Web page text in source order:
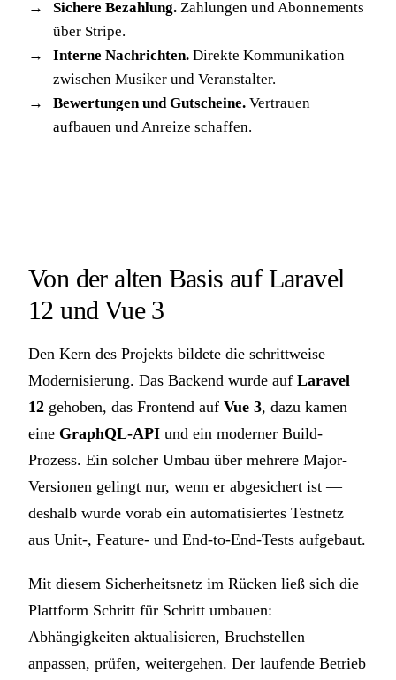
Sichere Bezahlung. Zahlungen und Abonnements
über Stripe.
Interne Nachrichten. Direkte Kommunikation
zwischen Musiker und Veranstalter.
Bewertungen und Gutscheine. Vertrauen
aufbauen und Anreize schaffen.
Von der alten Basis auf Laravel
12 und Vue 3
Den Kern des Projekts bildete die schrittweise
Modernisierung. Das Backend wurde auf Laravel
12 gehoben, das Frontend auf Vue 3, dazu kamen
eine GraphQL-API und ein moderner Build-
Prozess. Ein solcher Umbau über mehrere Major-
Versionen gelingt nur, wenn er abgesichert ist —
deshalb wurde vorab ein automatisiertes Testnetz
aus Unit-, Feature- und End-to-End-Tests aufgebaut.
Mit diesem Sicherheitsnetz im Rücken ließ sich die
Plattform Schritt für Schritt umbauen:
Abhängigkeiten aktualisieren, Bruchstellen
anpassen, prüfen, weitergehen. Der laufende Betrieb